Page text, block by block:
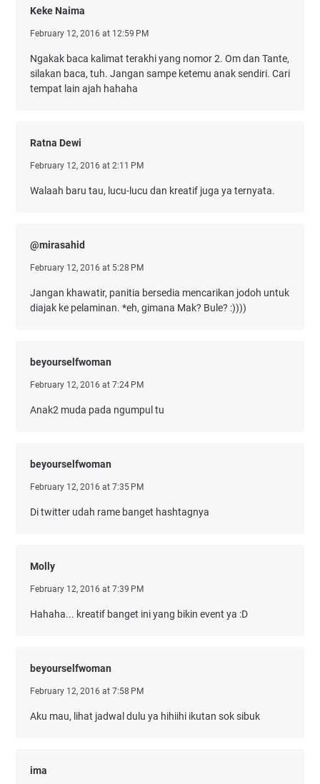
Keke Naima
February 12, 2016 at 12:59 PM
Ngakak baca kalimat terakhi yang nomor 2. Om dan Tante,
silakan baca, tuh. Jangan sampe ketemu anak sendiri. Cari
tempat lain ajah hahaha
Ratna Dewi
February 12, 2016 at 2:11 PM
Walaah baru tau, lucu-lucu dan kreatif juga ya ternyata.
@mirasahid
February 12, 2016 at 5:28 PM
Jangan khawatir, panitia bersedia mencarikan jodoh untuk
diajak ke pelaminan. *eh, gimana Mak? Bule? :))))
beyourselfwoman
February 12, 2016 at 7:24 PM
Anak2 muda pada ngumpul tu
beyourselfwoman
February 12, 2016 at 7:35 PM
Di twitter udah rame banget hashtagnya
Molly
February 12, 2016 at 7:39 PM
Hahaha... kreatif banget ini yang bikin event ya :D
beyourselfwoman
February 12, 2016 at 7:58 PM
Aku mau, lihat jadwal dulu ya hihiihi ikutan sok sibuk
ima